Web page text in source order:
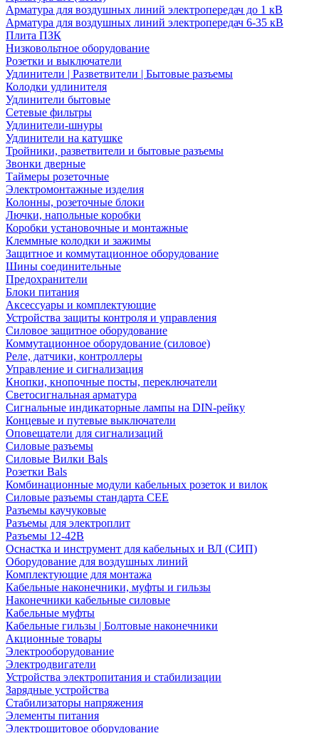
Арматура для воздушных линий электропередач до 1 кВ
Арматура для воздушных линий электропередач 6-35 кВ
Плита ПЗК
Низковольтное оборудование
Розетки и выключатели
Удлинители | Разветвители | Бытовые разъемы
Колодки удлинителя
Удлинители бытовые
Сетевые фильтры
Удлинители-шнуры
Удлинители на катушке
Тройники, разветвители и бытовые разъемы
Звонки дверные
Таймеры розеточные
Электромонтажные изделия
Колонны, розеточные блоки
Лючки, напольные коробки
Коробки установочные и монтажные
Клеммные колодки и зажимы
Защитное и коммутационное оборудование
Шины соединительные
Предохранители
Блоки питания
Аксессуары и комплектующие
Устройства защиты контроля и управления
Силовое защитное оборудование
Коммутационное оборудование (силовое)
Реле, датчики, контроллеры
Управление и сигнализация
Кнопки, кнопочные посты, переключатели
Светосигнальная арматура
Сигнальные индикаторные лампы на DIN-рейку
Концевые и путевые выключатели
Оповещатели для сигнализаций
Силовые разъемы
Силовые Вилки Bals
Розетки Bals
Комбинационные модули кабельных розеток и вилок
Силовые разъемы стандарта CEE
Разъемы каучуковые
Разъемы для электроплит
Разъемы 12-42В
Оснастка и инструмент для кабельных и ВЛ (СИП)
Оборудование для воздушных линий
Комплектующие для монтажа
Кабельные наконечники, муфты и гильзы
Наконечники кабельные силовые
Кабельные муфты
Кабельные гильзы | Болтовые наконечники
Акционные товары
Электрооборудование
Электродвигатели
Устройства электропитания и стабилизации
Зарядные устройства
Стабилизаторы напряжения
Элементы питания
Электрощитовое оборудование